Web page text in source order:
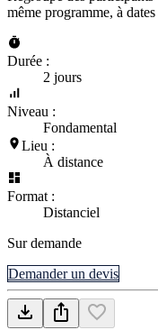
même programme, à
Durée :
2 jours
Niveau :
Fondamental
Lieu :
À distance
Format :
Distanciel
Sur demande
Demander un devis